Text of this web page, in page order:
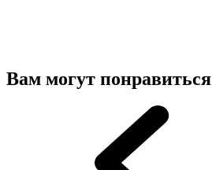
Вам могут понравиться